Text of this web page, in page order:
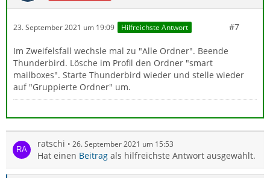
23. September 2021 um 19:09 Hilfreichste Antwort #7
Im Zweifelsfall wechsle mal zu "Alle Ordner". Beende
Thunderbird. Lösche im Profil den Ordner "smart
mailboxes". Starte Thunderbird wieder und stelle wieder
auf "Gruppierte Ordner" um.
ratschi 26. September 2021 um 15:53
Hat einen Beitrag als hilfreichste Antwort ausgewählt.